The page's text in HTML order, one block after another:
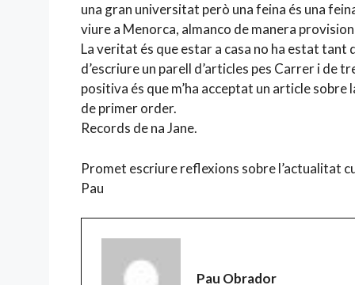
una gran universitat però una feina és una
viure a Menorca, almanco de manera
La veritat és que estar a casa no ha estat
d’escriure un parell d’articles pes Carrer i de
positiva és que m’ha acceptat un article
de primer order.
Records de na Jane.
Promet escriure reflexions sobre l’actualitat
Pau
Pau Obrador